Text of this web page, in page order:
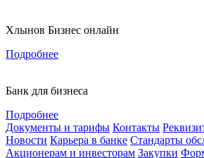
Хлынов Бизнес онлайн
Подробнее
Банк для бизнеса
Подробнее
Документы и тарифы Контакты
Новости Карьера в банке Стандарты
Акционерам и инвесторам Закупки